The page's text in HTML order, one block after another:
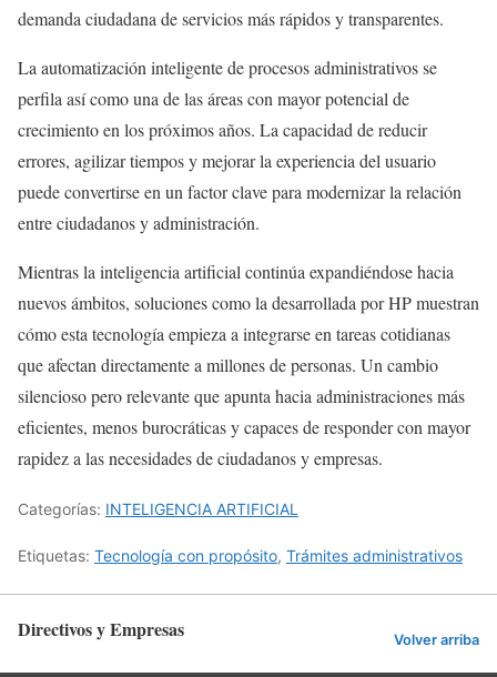
demanda ciudadana de servicios más rápidos y transparentes.
La automatización inteligente de procesos administrativos se
perfila así como una de las áreas con mayor potencial de
crecimiento en los próximos años. La capacidad de reducir
errores, agilizar tiempos y mejorar la experiencia del usuario
puede convertirse en un factor clave para modernizar la relación
entre ciudadanos y administración.
Mientras la inteligencia artificial continúa expandiéndose hacia
nuevos ámbitos, soluciones como la desarrollada por HP muestran
cómo esta tecnología empieza a integrarse en tareas cotidianas
que afectan directamente a millones de personas. Un cambio
silencioso pero relevante que apunta hacia administraciones más
eficientes, menos burocráticas y capaces de responder con mayor
rapidez a las necesidades de ciudadanos y empresas.
Categorías: INTELIGENCIA ARTIFICIAL
Etiquetas: Tecnología con propósito, Trámites administrativos
Directivos y Empresas Volver arriba